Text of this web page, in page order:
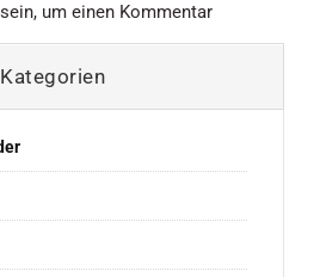
sein, um einen Kommentar
Kategorien